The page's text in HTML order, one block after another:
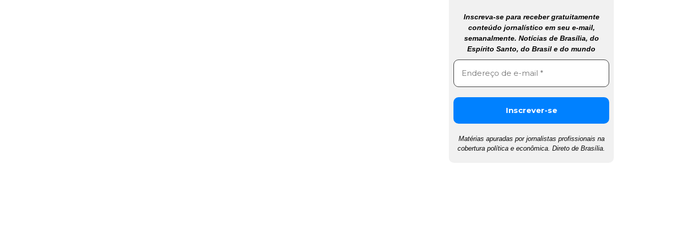
Inscreva-se para receber gratuitamente
conteúdo jornalístico em seu e-mail,
semanalmente. Notícias de Brasília, do
Espírito Santo, do Brasil e do mundo
Matérias apuradas por jornalistas profissionais na
cobertura política e econômica. Direto de Brasília.